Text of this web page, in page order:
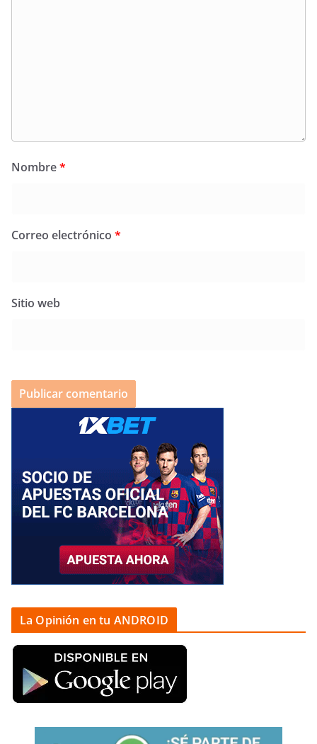
Nombre*
Correo electrónico *
Sitio web
La Opinión en tu ANDROID